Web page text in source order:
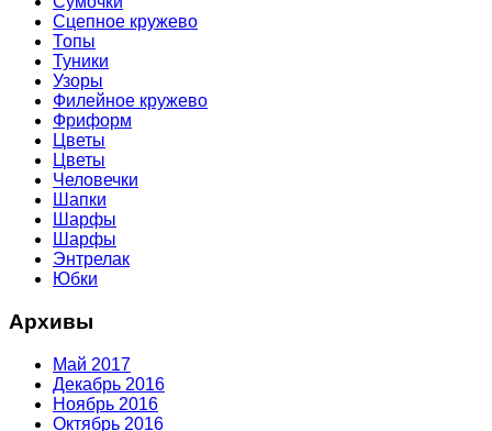
Сцепное кружево
Топы
Туники
Узоры
Филейное кружево
Фриформ
Цветы
Цветы
Человечки
Шапки
Шарфы
Шарфы
Энтрелак
Юбки
Архивы
Май 2017
Декабрь 2016
Ноябрь 2016
Октябрь 2016